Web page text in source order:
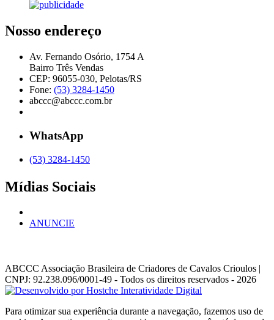
Nosso endereço
Av. Fernando Osório, 1754 A
Bairro Três Vendas
CEP: 96055-030, Pelotas/RS
Fone: (53) 3284-1450
abccc@abccc.com.br
WhatsApp
(53) 3284-1450
Mídias Sociais
ANUNCIE
ABCCC Associação Brasileira de Criadores de Cavalos Crioulos |
CNPJ: 92.238.096/0001-49 - Todos os direitos reservados - 2026
Para otimizar sua experiência durante a navegação, fazemos uso de